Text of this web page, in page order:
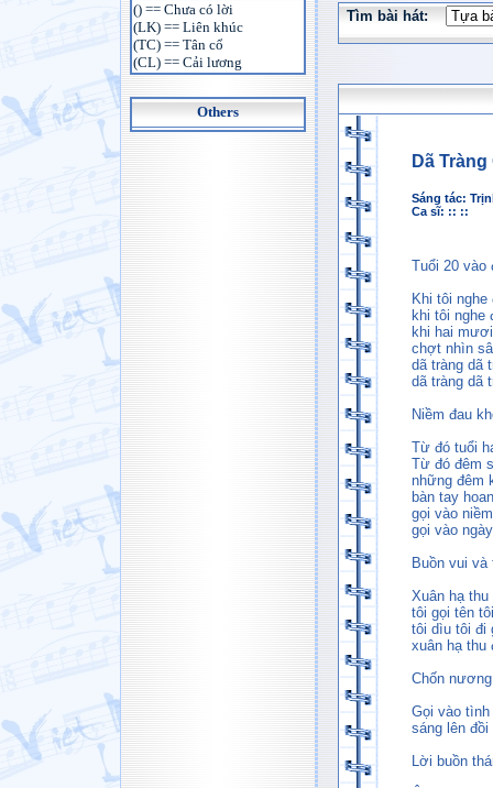
() == Chưa có lời
(LK) == Liên khúc
(TC) == Tân cổ
(CL) == Cải lương
Others
Tìm bài hát:
Dã Tràng
Sáng tác:
Ca sĩ: :: ::
Tuổi 20 vào
Khi tôi
khi tôi nghe
khi hai
chợt nhìn
dã tràng dã
dã tràng dã
Niềm đau
Từ đó tuổi
Từ đó đêm
những đêm
bàn tay
gọi vào
gọi vào
Buồn vui và
Xuân hạ
tôi gọi tên
tôi dìu tôi đi
xuân hạ thu
Chốn
Gọi vào
sáng lên
Lời buồn